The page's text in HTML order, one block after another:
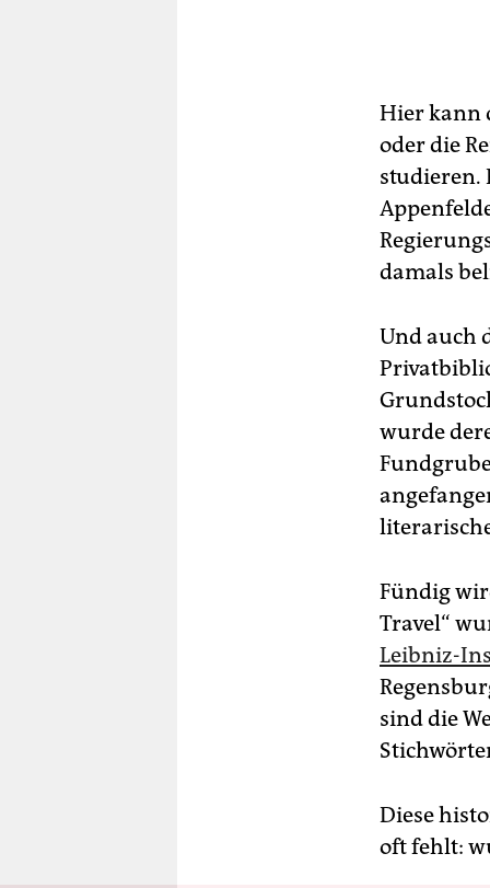
Hier kann
oder die
studieren.
damals
Und auch
wurde
Fündig
Travel“
Leibniz-
sind die
Diese
oft fehlt: